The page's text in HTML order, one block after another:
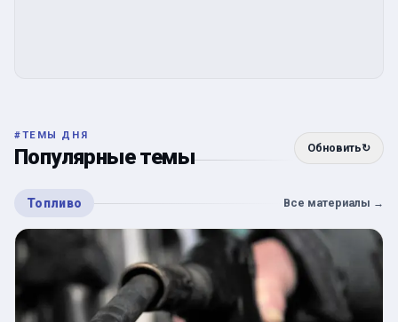
#ТЕМЫ ДНЯ
Популярные темы Обновить↻
Топливо Все материалы →